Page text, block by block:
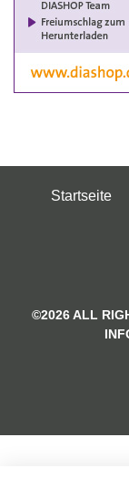
Startseite
©2026 ALL